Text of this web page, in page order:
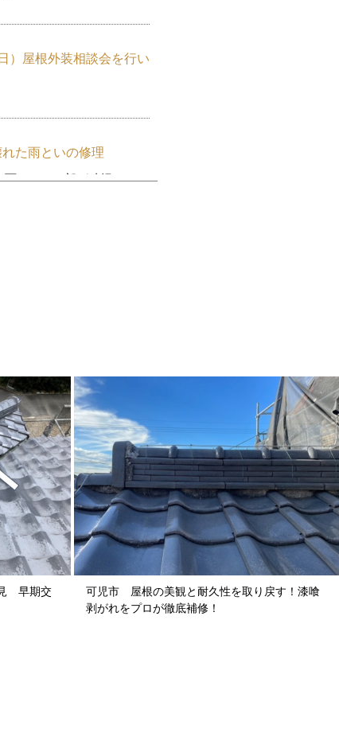
）屋根外装相談会を行い
た雨といの修理
といの一部が破損した、
れ、瓦が割れてしまった
...
早解散」？北側の苔を
工法
。苔のサインを見逃さな
早期交
可児市 屋根の美観と耐久性を取り戻す！漆喰
剥がれをプロが徹底補修！